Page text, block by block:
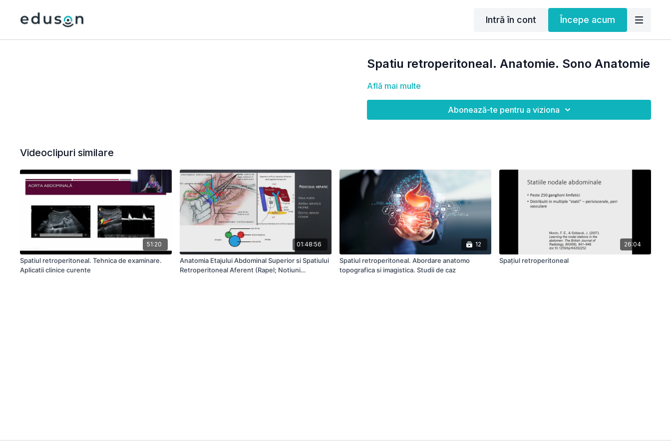
Intră în cont Începe acum
Spatiu retroperitoneal. Anatomie. Sono Anatomie
Află mai multe
Abonează-te pentru a viziona
Videoclipuri similare
51:20
Spatiul retroperitoneal. Tehnica de examinare.
Aplicatii clinice curente
01:48:56
Anatomia Etajului Abdominal Superior si Spatiului
Retroperitoneal Aferent (Rapel; Notiuni
12
Spatiul retroperitoneal. Abordare anatomo
topografica si imagistica. Studii de caz
26:04
Spațiul retroperitoneal